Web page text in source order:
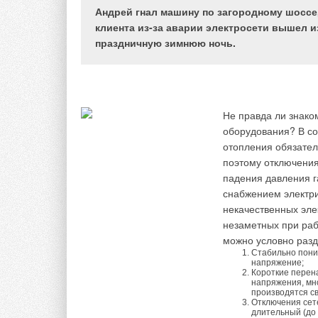
Андрей гнал машину по загородному
клиента из-за аварии электросети вышел
праздничную зимнюю ночь.
Не правда ли
оборудования? В
отопления
поэтому
падения давления
снабжением
некачественных
незаметных при
можно условно
Стабильно
напряжение;
Короткие
напряжения,
производятся
Отключения
длительный (до
помещенной
отапливаемого
конвекторах
принципу («труба в
установки
может выводиться
том числе, и через
разделены (воздух
дымоудаление —
Газовые
простыми: без
влажности
OGK-Fпольской
компании
сложные, часто
предварительным
Фирма «Селект»
«BHP»
котлов. Котлы
тупиковой
дымогарных труб
Факел горелки,
горизонтальной
возвратным
расположенному в
поверхности
конвективной
котла,
теплообмена все